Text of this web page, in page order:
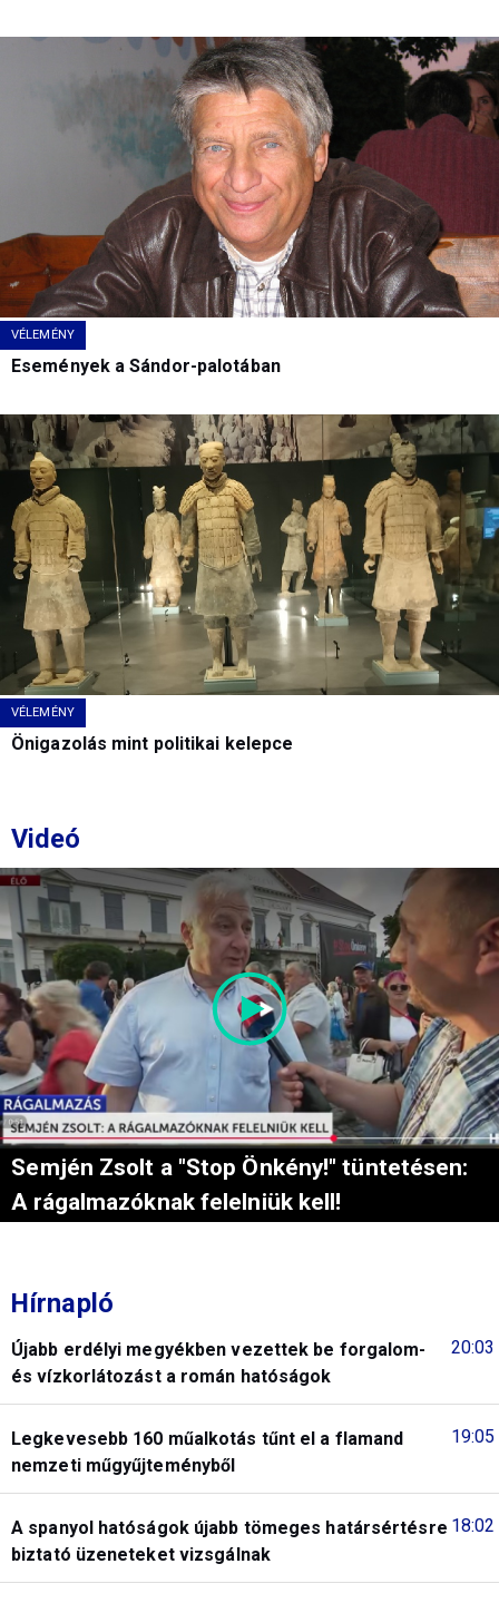
VÉLEMÉNY
Események a Sándor-palotában
VÉLEMÉNY
Önigazolás mint politikai kelepce
Videó
Semjén Zsolt a "Stop Önkény!" tüntetésen:
A rágalmazóknak felelniük kell!
Hírnapló
20:03
Újabb erdélyi megyékben vezettek be forgalom-
és vízkorlátozást a román hatóságok
19:05
Legkevesebb 160 műalkotás tűnt el a flamand
nemzeti műgyűjteményből
18:02
A spanyol hatóságok újabb tömeges határsértésre
biztató üzeneteket vizsgálnak